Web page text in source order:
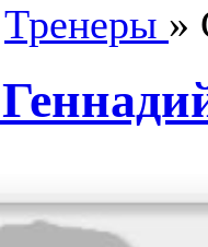
Тренеры »